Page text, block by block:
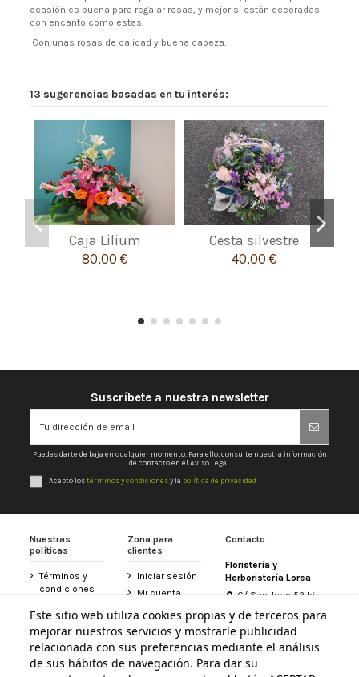
ocasión es buena para regalar rosas, y mejor si están decoradas
con encanto como estas.
Con unas rosas de calidad y buena cabeza.
13 sugerencias basadas en tu interés:
Caja Lilium
80,00 €
Cesta silvestre
40,00 €
Suscríbete a nuestra newsletter
Puedes darte de baja en cualquier momento. Para ello, consulte nuestra información
de contacto en el Aviso Legal.
Acepto lostérminos y condicionesy la política de privacidad
Nuestras
políticas
Términos y
condiciones
privacidad
Aviso legal
Política de
cookies
Zona para
clientes
Iniciar sesión
Mi cuenta
Historial de
pedidos
Tarjeta
Floristería
Lorea
Contacto
Floristería y
Herboristería Lorea
C/ San Juan 52 bj
31800 Altsasu /
Alsasua (Navarra)
948 467 426
info@floristerialorea.es
Este sitio web utiliza cookies propias y de terceros para
mejorar nuestros servicios y mostrarle publicidad
relacionada con sus preferencias mediante el análisis
de sus hábitos de navegación. Para dar su